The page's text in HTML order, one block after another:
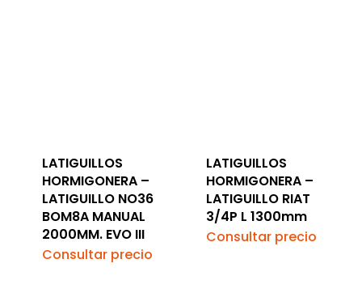
LATIGUILLOS
HORMIGONERA –
LATIGUILLO NO36
BOM8A MANUAL
2000MM. EVO III
Consultar precio
LATIGUILLOS
HORMIGONERA –
LATIGUILLO RIAT
3/4P L 1300mm
Consultar precio